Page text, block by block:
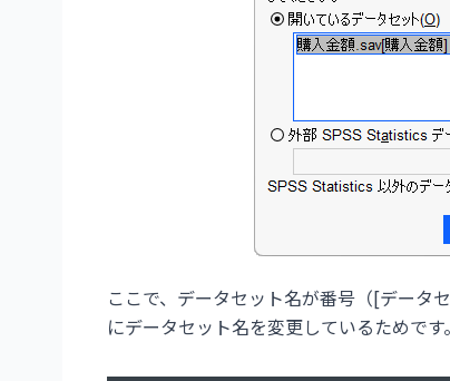
ここで、データセット名が番号（[データ
にデータセット名を変更しているためです。